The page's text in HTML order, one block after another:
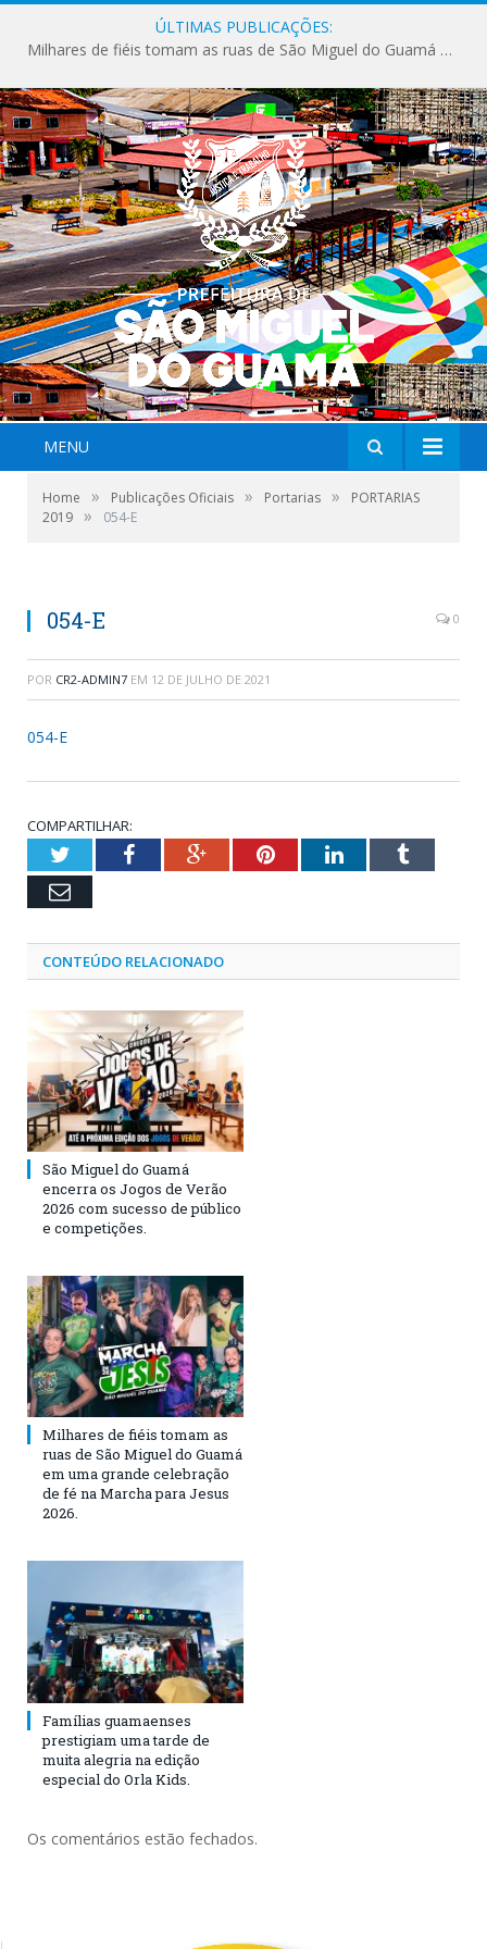
ÚLTIMAS PUBLICAÇÕES:
Milhares de fiéis tomam as ruas de São Miguel do Guamá em uma grande celebração de fé na Marcha para Jesus 2026.
MENU
Home » Publicações Oficiais » Portarias »
PORTARIAS
2019 » 054-E
054-E 0
POR CR2-ADMIN7 EM 12 DE JULHO DE 2021
054-E
COMPARTILHAR:
TwitterFacebookGoogle+PinterestLinkedInTumblr
Email
CONTEÚDO RELACIONADO
São Miguel do Guamá
encerra os Jogos de Verão
2026 com sucesso de público
e competições.
Milhares de fiéis tomam as
ruas de São Miguel do Guamá
em uma grande celebração
de fé na Marcha para Jesus
2026.
Famílias guamaenses
prestigiam uma tarde de
muita alegria na edição
especial do Orla Kids.
Os comentários estão fechados.